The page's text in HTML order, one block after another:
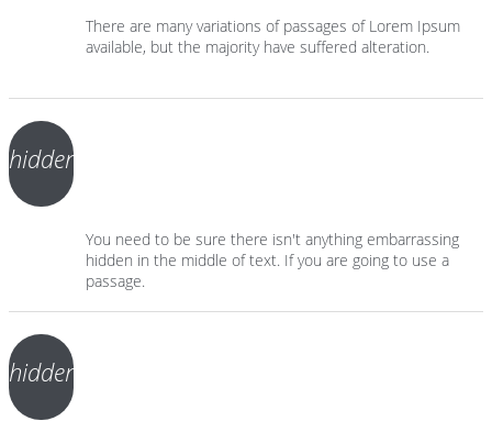
There are many variations of passages of Lorem Ipsum
available, but the majority have suffered alteration.
hidden
You need to be sure there isn't anything embarrassing
hidden in the middle of text. If you are going to use a
passage.
hidden